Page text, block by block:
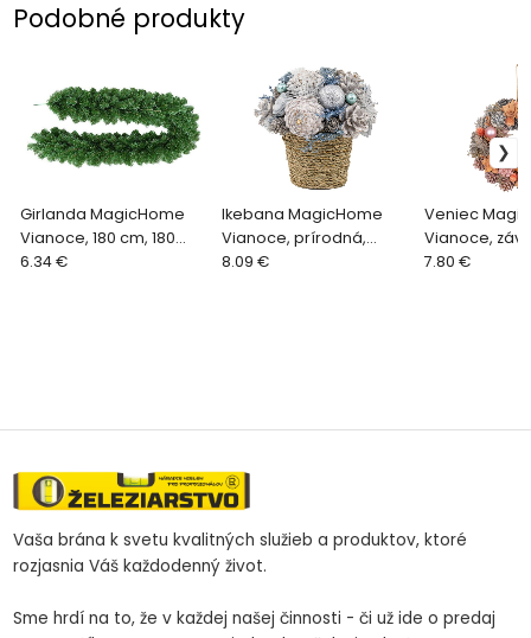
Podobné produkty
Girlanda MagicHome
Vianoce, 180 cm, 180
vetiev
6.34 €
Ikebana MagicHome
Vianoce, prírodná,
krémová, 19x19 cm
8.09 €
Veniec
Vianoce,
ružovo-
7.80 €
Vaša brána k svetu kvalitných služieb a produktov, ktoré
rozjasnia Váš každodenný život.
Sme hrdí na to, že v každej našej činnosti - či už ide o predaj